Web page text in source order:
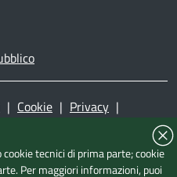
| Cookie | Privacy |
tecnici di prima parte; cookie
Per maggiori informazioni, puoi